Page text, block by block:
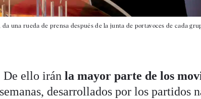
una rueda de prensa después de la junta de portavoces de cada
De ello irán la mayor parte de los
desarrollados por los partidos